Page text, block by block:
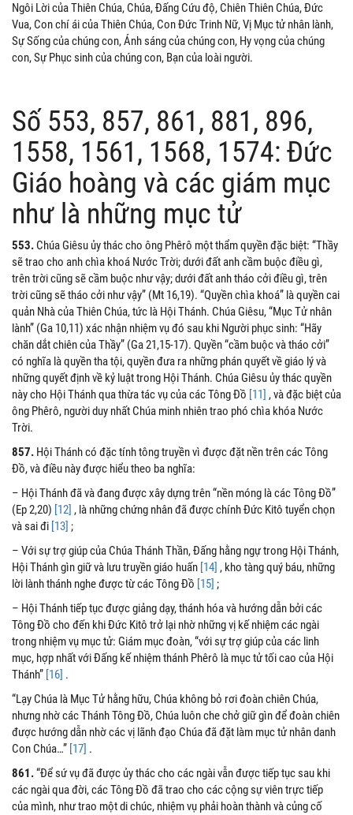
Ngôi Lời của Thiên Chúa, Chúa, Đấng Cứu độ, Chiên Thiên Chúa, Đức
Vua, Con chí ái của Thiên Chúa, Con Đức Trinh Nữ, Vị Mục tử nhân lành,
Sự Sống của chúng con, Ánh sáng của chúng con, Hy vọng của chúng
con, Sự Phục sinh của chúng con, Bạn của loài người.
Số 553, 857, 861, 881, 896,
1558, 1561, 1568, 1574: Đức
Giáo hoàng và các giám mục
như là những mục tử
553. Chúa Giêsu ủy thác cho ông Phêrô một thẩm quyền đặc biệt: “Thầy
sẽ trao cho anh chìa khoá Nước Trời; dưới đất anh cầm buộc điều gì,
trên trời cũng sẽ cầm buộc như vậy; dưới đất anh tháo cởi điều gì, trên
trời cũng sẽ tháo cởi như vậy” (Mt 16,19). “Quyền chìa khoá” là quyền cai
quản Nhà của Thiên Chúa, tức là Hội Thánh. Chúa Giêsu, “Mục Tử nhân
lành” (Ga 10,11) xác nhận nhiệm vụ đó sau khi Người phục sinh: “Hãy
chăn dắt chiên của Thầy” (Ga 21,15-17). Quyền “cầm buộc và tháo cởi”
có nghĩa là quyền tha tội, quyền đưa ra những phán quyết về giáo lý và
những quyết định về kỷ luật trong Hội Thánh. Chúa Giêsu ủy thác quyền
này cho Hội Thánh qua thừa tác vụ của các Tông Đồ [11] , và đặc biệt của
ông Phêrô, người duy nhất Chúa minh nhiên trao phó chìa khóa Nước
Trời.
857. Hội Thánh có đặc tính tông truyền vì được đặt nền trên các Tông
Đồ, và điều này được hiểu theo ba nghĩa:
– Hội Thánh đã và đang được xây dựng trên “nền móng là các Tông Đồ”
(Ep 2,20) [12] , là những chứng nhân đã được chính Đức Kitô tuyển chọn
và sai đi [13] ;
– Với sự trợ giúp của Chúa Thánh Thần, Đấng hằng ngự trong Hội Thánh,
Hội Thánh gìn giữ và lưu truyền giáo huấn [14] , kho tàng quý báu, những
lời lành thánh nghe được từ các Tông Đồ [15] ;
– Hội Thánh tiếp tục được giảng dạy, thánh hóa và hướng dẫn bởi các
Tông Đồ cho đến khi Đức Kitô trở lại nhờ những vị kế nhiệm các ngài
trong nhiệm vụ mục tử: Giám mục đoàn, “với sự trợ giúp của các linh
mục, hợp nhất với Đấng kế nhiệm thánh Phêrô là mục tử tối cao của Hội
Thánh” [16] .
“Lạy Chúa là Mục Tử hằng hữu, Chúa không bỏ rơi đoàn chiên Chúa,
nhưng nhờ các Thánh Tông Đồ, Chúa luôn che chở giữ gìn để đoàn chiên
được hướng dẫn nhờ các vị lãnh đạo Chúa đã đặt làm mục tử nhân danh
Con Chúa…” [17] .
861.“Để sứ vụ đã được ủy thác cho các ngài vẫn được tiếp tục sau khi
các ngài qua đời, các Tông Đồ đã trao cho các cộng sự viên trực tiếp
của mình, như trao một di chúc, nhiệm vụ phải hoàn thành và củng cố